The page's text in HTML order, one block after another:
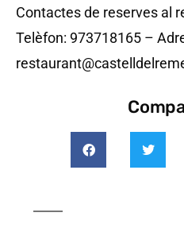
Contactes de reserves al
Telèfon: 973718165 –